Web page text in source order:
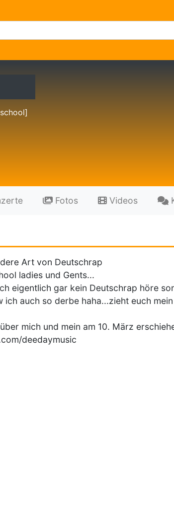
Fotos Videos
Art von Deutschrap
ladies und Gents...
eigentlich gar kein Deutschrap höre
ich auch so derbe haha...zieht euch
mich und mein am 10. März
deedaymusic